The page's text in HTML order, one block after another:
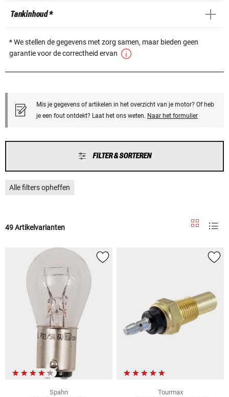
Tankinhoud *
* We stellen de gegevens met zorg samen, maar bieden geen
garantie voor de correctheid ervan
Mis je gegevens of artikelen in het overzicht van je motor? Of heb
je een fout ontdekt? Laat het ons weten. Naar het formulier
FILTER & SORTEREN
Alle filters opheffen
49 Artikelvarianten
Spahn
Tourmax